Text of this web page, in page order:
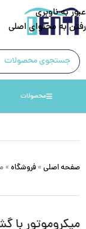
عبور به ناوبری
رفتن به محتوای اصلی
محصولات
صفحه اصلی » فروشگاه »
میکروموتور با